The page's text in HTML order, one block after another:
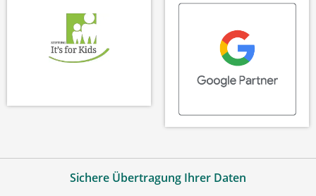
Sichere Übertragung Ihrer Daten